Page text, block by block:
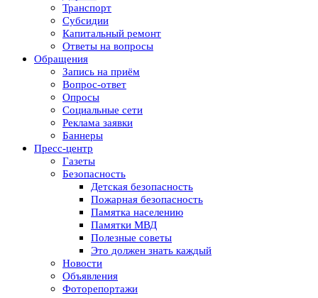
Транспорт
Субсидии
Капитальный ремонт
Ответы на вопросы
Обращения
Запись на приём
Вопрос-ответ
Опросы
Социальные сети
Реклама заявки
Баннеры
Пресс-центр
Газеты
Безопасность
Детская безопасность
Пожарная безопасность
Памятка населению
Памятки МВД
Полезные советы
Это должен знать каждый
Новости
Объявления
Фоторепортажи